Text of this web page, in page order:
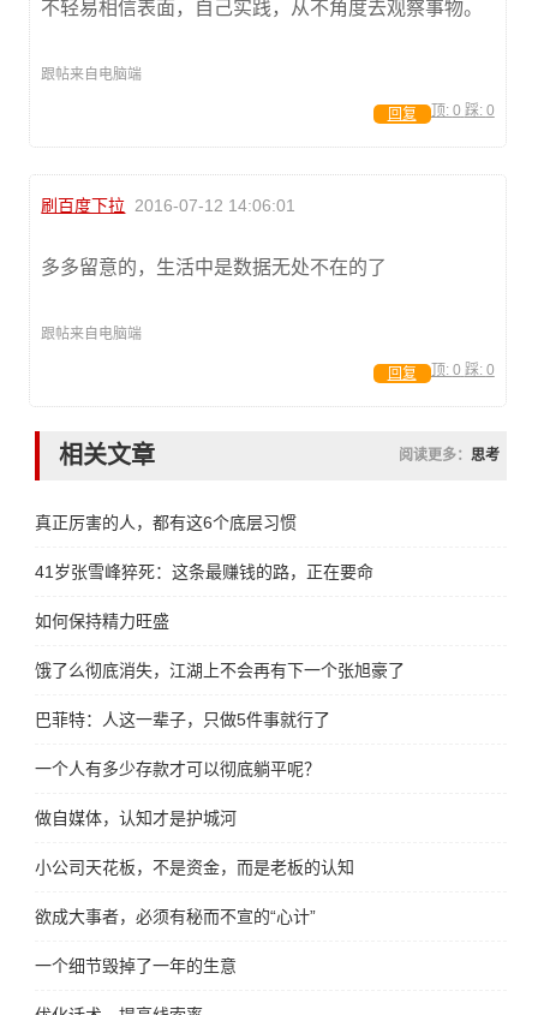
不轻易相信表面，自己实践，从不角度去观察事物。
跟帖来自电脑端
顶: 0 踩: 0
回复
刷百度下拉 2016-07-12 14:06:01
多多留意的，生活中是数据无处不在的了
跟帖来自电脑端
顶: 0 踩: 0
回复
相关文章 阅读更多： 思考
真正厉害的人，都有这6个底层习惯
41岁张雪峰猝死：这条最赚钱的路，正在要命
如何保持精力旺盛
饿了么彻底消失，江湖上不会再有下一个张旭豪了
巴菲特：人这一辈子，只做5件事就行了
一个人有多少存款才可以彻底躺平呢？
做自媒体，认知才是护城河
小公司天花板，不是资金，而是老板的认知
欲成大事者，必须有秘而不宣的“心计”
一个细节毁掉了一年的生意